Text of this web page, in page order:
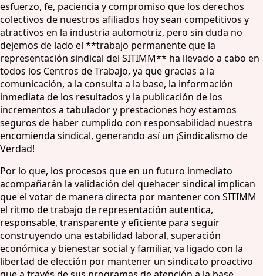
esfuerzo, fe, paciencia y compromiso que los derechos
colectivos de nuestros afiliados hoy sean competitivos y
atractivos en la industria automotriz, pero sin duda no
dejemos de lado el **trabajo permanente que la
representación sindical del SITIMM** ha llevado a cabo en
todos los Centros de Trabajo, ya que gracias a la
comunicación, a la consulta a la base, la información
inmediata de los resultados y la publicación de los
incrementos a tabulador y prestaciones hoy estamos
seguros de haber cumplido con responsabilidad nuestra
encomienda sindical, generando así un ¡Sindicalismo de
Verdad!
Por lo que, los procesos que en un futuro inmediato
acompañarán la validación del quehacer sindical implican
que el votar de manera directa por mantener con SITIMM
el ritmo de trabajo de representación autentica,
responsable, transparente y eficiente para seguir
construyendo una estabilidad laboral, superación
económica y bienestar social y familiar, va ligado con la
libertad de elección por mantener un sindicato proactivo